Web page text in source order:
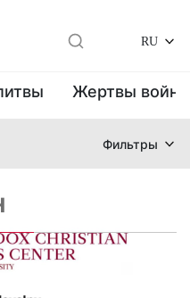
RU
Жертвы
Фильтры